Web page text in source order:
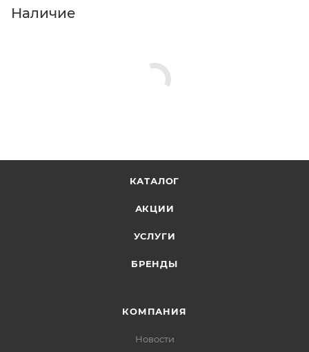
Наличие
КАТАЛОГ
АКЦИИ
УСЛУГИ
БРЕНДЫ
КОМПАНИЯ
Новости